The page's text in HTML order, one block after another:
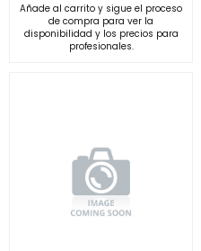
Añade al carrito y sigue el proceso
de compra para ver la
disponibilidad y los precios para
profesionales.